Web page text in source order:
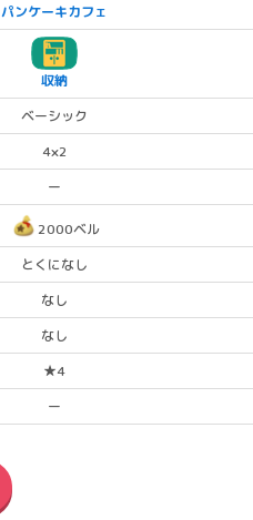
パンケーキカフェ
収納
ベーシック
4×2
ー
2000ベル
とくになし
なし
なし
★4
ー